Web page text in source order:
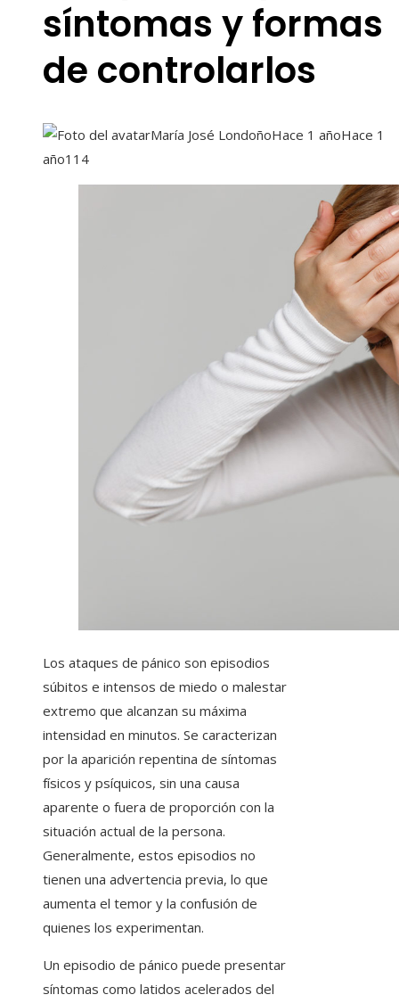
síntomas y formas
de controlarlos
María José LondoñoHace 1 añoHace 1
año114
Los ataques de pánico son episodios
súbitos e intensos de miedo o malestar
extremo que alcanzan su máxima
intensidad en minutos. Se caracterizan
por la aparición repentina de síntomas
físicos y psíquicos, sin una causa
aparente o fuera de proporción con la
situación actual de la persona.
Generalmente, estos episodios no
tienen una advertencia previa, lo que
aumenta el temor y la confusión de
quienes los experimentan.
Un episodio de pánico puede presentar
síntomas como latidos acelerados del